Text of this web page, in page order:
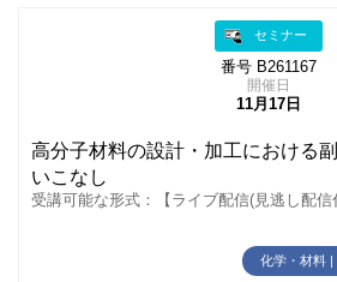
セミナー
番号 B261167
開催日
11月17日
高分子材料の設計・加工における
いこなし
受講可能な形式：【ライブ配信(見逃し配信
化学・材料 |